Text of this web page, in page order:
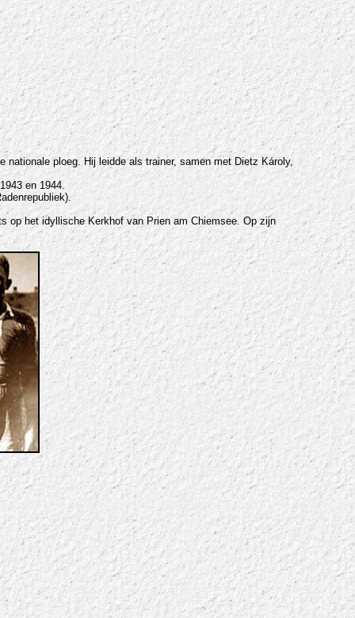
nationale ploeg. Hij leidde als trainer, samen met Dietz Károly,
en 1944.
op het idyllische Kerkhof van Prien am Chiemsee. Op zijn